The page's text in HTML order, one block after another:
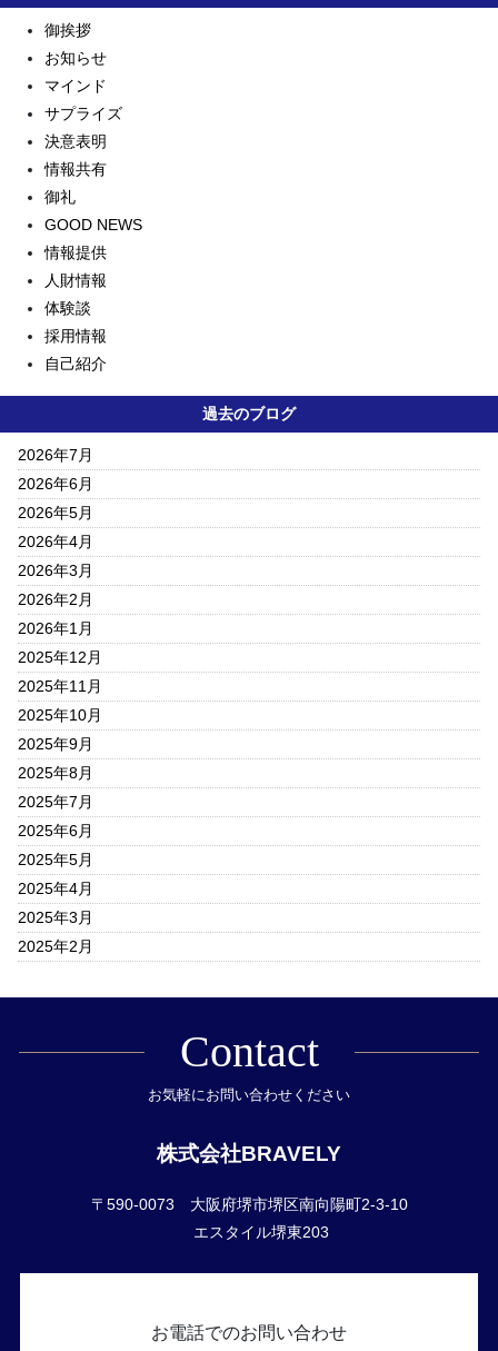
御挨拶
お知らせ
マインド
サプライズ
決意表明
情報共有
御礼
GOOD NEWS
情報提供
人財情報
体験談
採用情報
自己紹介
過去のブログ
2026年7月
2026年6月
2026年5月
2026年4月
2026年3月
2026年2月
2026年1月
2025年12月
2025年11月
2025年10月
2025年9月
2025年8月
2025年7月
2025年6月
2025年5月
2025年4月
2025年3月
2025年2月
Contact
お気軽にお問い合わせください
株式会社BRAVELY
〒590-0073 大阪府堺市堺区南向陽町2-3-10
エスタイル堺東203
お電話でのお問い合わせ